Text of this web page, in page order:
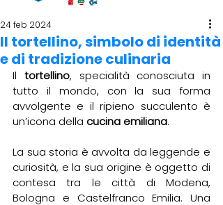
Il tortellino, simbolo di identità
e di tradizione culinaria
24 feb 2024
Il tortellino, specialità conosciuta in
tutto il mondo, con la sua forma
avvolgente e il ripieno succulento è
un’icona della cucina emiliana.
La sua storia è avvolta da leggende e
curiosità, e la sua origine è oggetto di
contesa tra le città di Modena,